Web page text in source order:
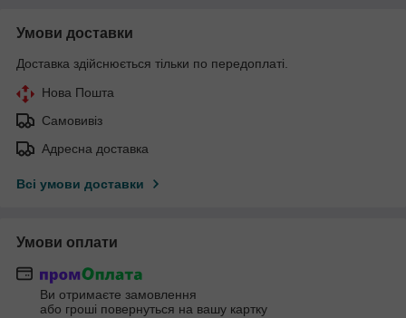
Умови доставки
Доставка здійснюється тільки по передоплаті.
Нова Пошта
Самовивіз
Адресна доставка
Всі умови доставки
Умови оплати
Ви отримаєте замовлення
або гроші повернуться на вашу картку